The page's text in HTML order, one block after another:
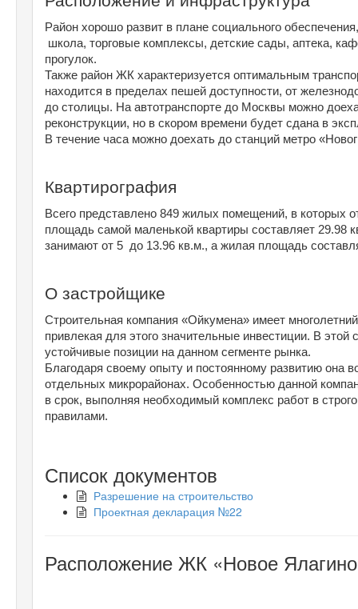
Район хорошо развит в плане социального
школа, торговые комплексы, детские сады, аптека,
прогулок.
Также район ЖК характеризуется оптимальным
находится в пределах пешей доступности, от
до столицы. На автотранспорте до Москвы можно
реконструкции, но в скором времени будет сдана в
В течение часа можно доехать до станций метро
Квартирография
Всего представлено 849 жилых помещений, в которых
площадь самой маленькой квартиры составляет
занимают от 5  до 13.96 кв.м., а жилая площадь
О застройщике
Строительная компания «Ойкумена» имеет
привлекая для этого значительные инвестиции. В
устойчивые позиции на данном сегменте рынка.
Благодаря своему опыту и постоянному развитию она
отдельных микрорайонах. Особенностью данной
в срок, выполняя необходимый комплекс работ в
правилами.
Список документов
Разрешение на строительство
Проектная декларация №22
Расположение ЖК «Новое